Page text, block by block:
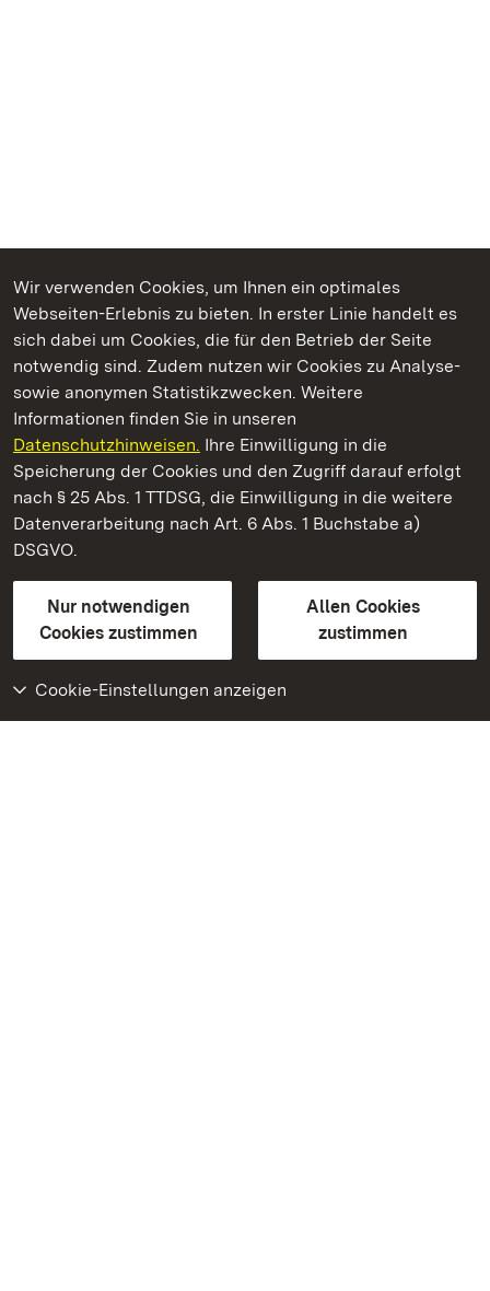
Wir verwenden Cookies, um Ihnen ein optimales
Webseiten-Erlebnis zu bieten. In erster Linie handelt es
sich dabei um Cookies, die für den Betrieb der Seite
notwendig sind. Zudem nutzen wir Cookies zu Analyse-
sowie anonymen Statistikzwecken. Weitere
Informationen finden Sie in unseren
Datenschutzhinweisen. Ihre Einwilligung in die
Speicherung der Cookies und den Zugriff darauf erfolgt
nach § 25 Abs. 1 TTDSG, die Einwilligung in die weitere
Datenverarbeitung nach Art. 6 Abs. 1 Buchstabe a)
DSGVO.
Nur notwendigen
Cookies zustimmen
Allen Cookies
zustimmen
Cookie-Einstellungen anzeigen
Kommen. Staunen. Genießen.
Staatliche Schlösser und Gärten Baden‑Württemberg
Staatliche Schlösser und Gärten Baden-Württemberg
Kontakt
GebärdenspracheLeichte Sprache
Erklärung zur Barrierefreiheit
BITV-konform (geprüfte Seiten)
Weiteres